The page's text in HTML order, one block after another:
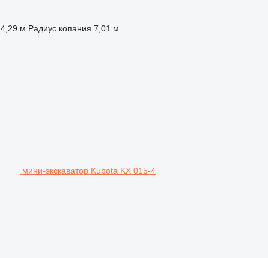
4,29 м Радиус копания 7,01 м
мини-экскаватор Kubota KX 015-4